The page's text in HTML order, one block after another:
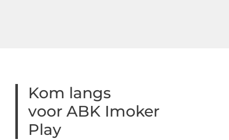
Kom langs
voor ABK Imoker
Play